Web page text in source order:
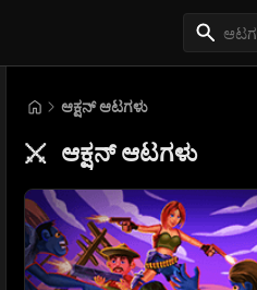
ಆಕ್ಷನ್ ಆಟಗಳು
⚔️ ಆಕ್ಷನ್ ಆಟಗಳು